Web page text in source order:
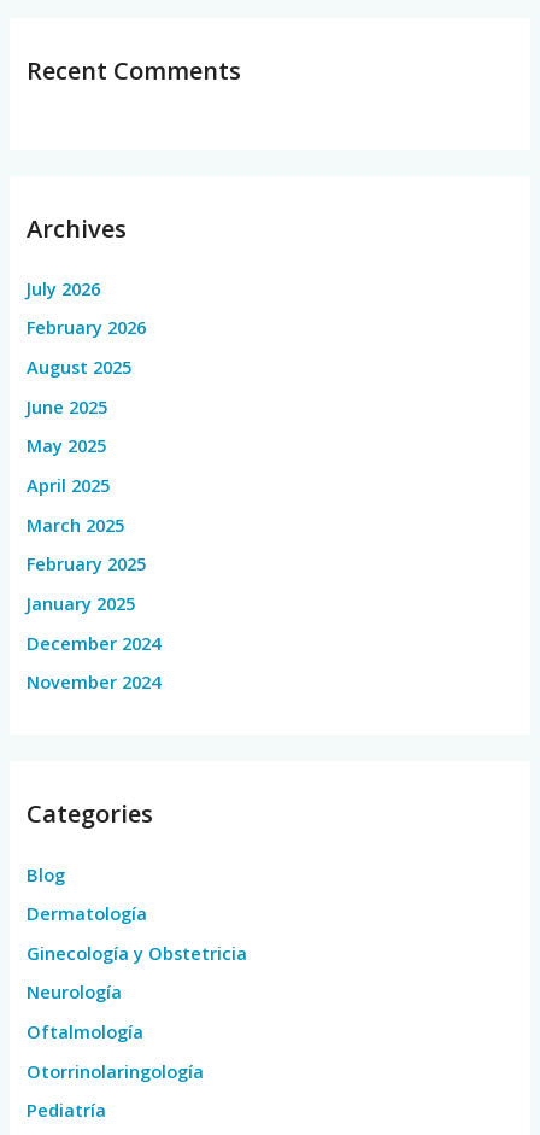
Recent Comments
Archives
July 2026
February 2026
August 2025
June 2025
May 2025
April 2025
March 2025
February 2025
January 2025
December 2024
November 2024
Categories
Blog
Dermatología
Ginecología y Obstetricia
Neurología
Oftalmología
Otorrinolaringología
Pediatría